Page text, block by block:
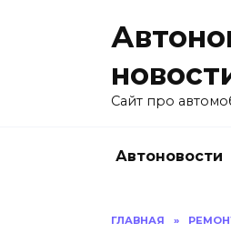
Сайт про
Автоновости
ГЛАВНАЯ »